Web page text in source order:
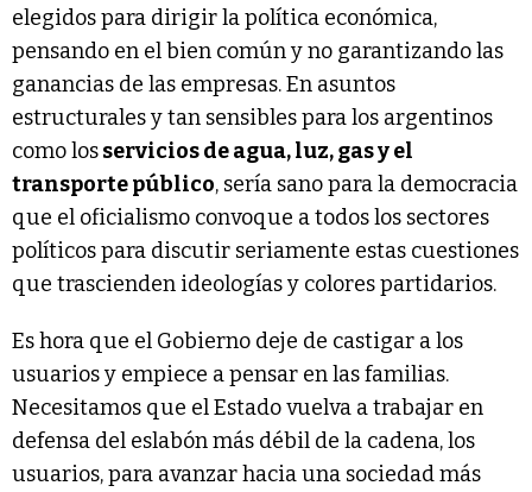
elegidos para dirigir la política económica,
pensando en el bien común y no garantizando las
ganancias de las empresas. En asuntos
estructurales y tan sensibles para los argentinos
como losservicios de agua, luz, gas y el
transporte público, sería sano para la democracia
que el oficialismo convoque a todos los sectores
políticos para discutir seriamente estas cuestiones
que trascienden ideologías y colores partidarios.
Es hora que el Gobierno deje de castigar a los
usuarios y empiece a pensar en las familias.
Necesitamos que el Estado vuelva a trabajar en
defensa del eslabón más débil de la cadena, los
usuarios, para avanzar hacia una sociedad más